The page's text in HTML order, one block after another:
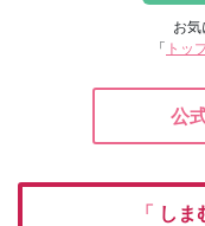
お
「 トッ
公
「 しま